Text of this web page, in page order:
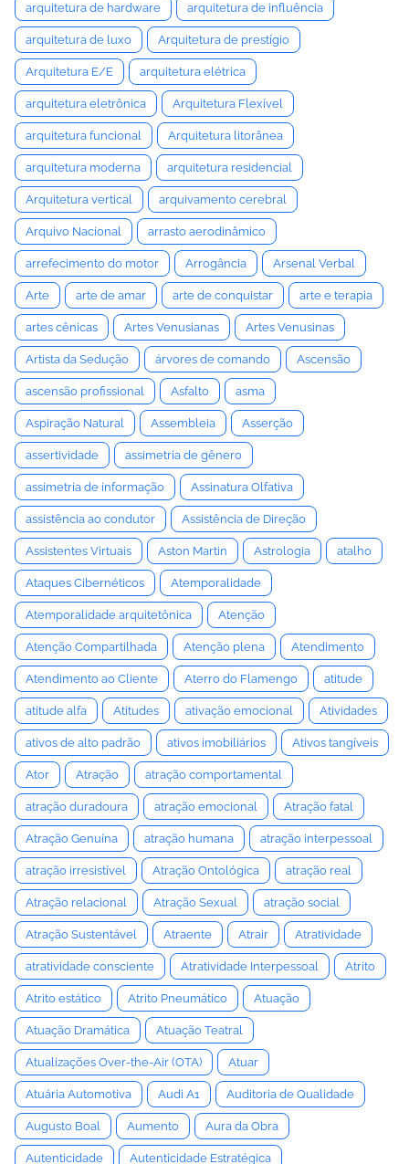
arquitetura de hardware arquitetura de influência
arquitetura de luxo Arquitetura de prestígio
Arquitetura E/E arquitetura elétrica
arquitetura eletrônica Arquitetura Flexível
arquitetura funcional Arquitetura litorânea
arquitetura moderna arquitetura residencial
Arquitetura vertical arquivamento cerebral
Arquivo Nacional arrasto aerodinâmico
arrefecimento do motor Arrogância Arsenal Verbal
Arte arte de amar arte de conquistar arte e terapia
artes cênicas Artes Venusianas Artes Venusinas
Artista da Sedução árvores de comando Ascensão
ascensão profissional Asfalto asma
Aspiração Natural Assembleia Asserção
assertividade assimetria de gênero
assimetria de informação Assinatura Olfativa
assistência ao condutor Assistência de Direção
Assistentes Virtuais Aston Martin Astrologia atalho
Ataques Cibernéticos Atemporalidade
Atemporalidade arquitetônica Atenção
Atenção Compartilhada Atenção plena Atendimento
Atendimento ao Cliente Aterro do Flamengo atitude
atitude alfa Atitudes ativação emocional Atividades
ativos de alto padrão ativos imobiliários Ativos tangíveis
Ator Atração atração comportamental
atração duradoura atração emocional Atração fatal
Atração Genuína atração humana atração interpessoal
atração irresistível Atração Ontológica atração real
Atração relacional Atração Sexual atração social
Atração Sustentável Atraente Atrair Atratividade
atratividade consciente Atratividade Interpessoal Atrito
Atrito estático Atrito Pneumático Atuação
Atuação Dramática Atuação Teatral
Atualizações Over-the-Air (OTA) Atuar
Atuária Automotiva Audi A1 Auditoria de Qualidade
Augusto Boal Aumento Aura da Obra
Autenticidade Autenticidade Estratégica